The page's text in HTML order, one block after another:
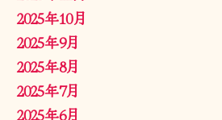
2025年10月
2025年9月
2025年8月
2025年7月
2025年6月